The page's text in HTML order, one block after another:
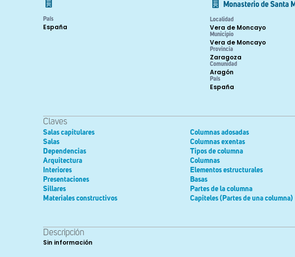
País
España
Monasterio de Santa
Localidad
Vera de Moncayo
Municipio
Vera de Moncayo
Provincia
Zaragoza
Comunidad
Aragón
País
España
Claves
Salas capitulares
Salas
Dependencias
Arquitectura
Interiores
Presentaciones
Sillares
Materiales constructivos
Columnas adosadas
Columnas exentas
Tipos de columna
Columnas
Elementos estructurales
Basas
Partes de la columna
Capiteles (Partes de una columna)
Descripción
Sin información